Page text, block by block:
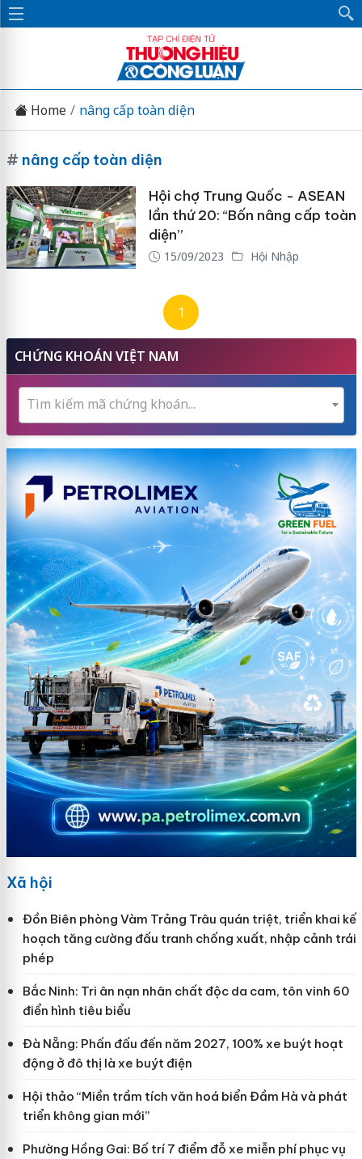
Home nâng cấp toàn diện
# nâng cấp toàn diện
Hội chợ Trung Quốc - ASEAN
lần thứ 20: “Bốn nâng cấp toàn
diện”
15/09/2023 Hội Nhập
1
CHỨNG KHOÁN VIỆT NAM
Tìm kiếm mã chứng khoán...
Xã hội
Đồn Biên phòng Vàm Trảng Trâu quán triệt, triển khai kế
hoạch tăng cường đấu tranh chống xuất, nhập cảnh trái
phép
Bắc Ninh: Tri ân nạn nhân chất độc da cam, tôn vinh 60
điển hình tiêu biểu
Đà Nẵng: Phấn đấu đến năm 2027, 100% xe buýt hoạt
động ở đô thị là xe buýt điện
Hội thảo “Miền trầm tích văn hoá biển Đầm Hà và phát
triển không gian mới”
Phường Hồng Gai: Bố trí 7 điểm đỗ xe miễn phí phục vụ